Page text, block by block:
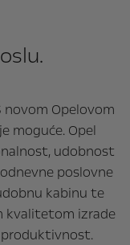
Opelovom
moguće. Opel
udobnost
poslovne
kabinu te
kvalitetom izrade
produktivnost.